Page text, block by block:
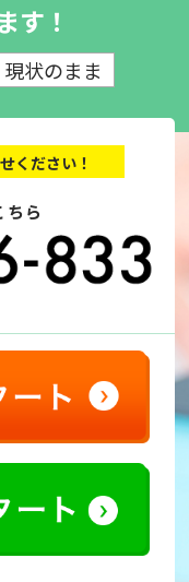
す！
現状のまま
ください！
ら